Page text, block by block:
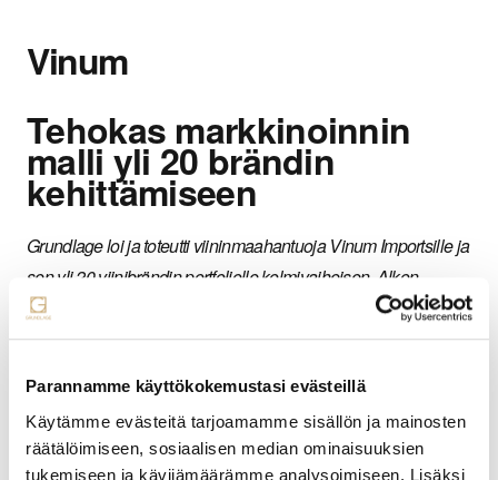
Parannamme käyttökokemustasi evästeillä
Käytämme evästeitä tarjoamamme sisällön ja mainosten
räätälöimiseen, sosiaalisen median ominaisuuksien
tukemiseen ja kävijämäärämme analysoimiseen. Lisäksi
Vinum
Tehokas markkinoinnin
malli yli 20 brändin
kehittämiseen
Grundlage loi ja toteutti viininmaahantuoja Vinum Importsille ja
sen yli 20 viinibrändin portfoliolle kolmivaiheisen, Alkon
myyntiportaita noudattavan brändin kehityksen ja
markkinoinnin mallin sekä Paras Viini -yhteisön ja median